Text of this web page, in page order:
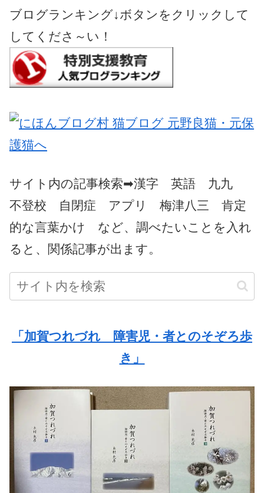
ブログランキング↓ボタンをクリックして
してくださ～い！
サイト内の記事検索➡漢字 英語 九九
不登校 自閉症 アプリ 梅津八三 肯定
的な言葉かけ など、調べたいことを入れ
ると、関係記事が出ます。
「加賀つれづれ 障害児・者とのそぞろ歩
き」